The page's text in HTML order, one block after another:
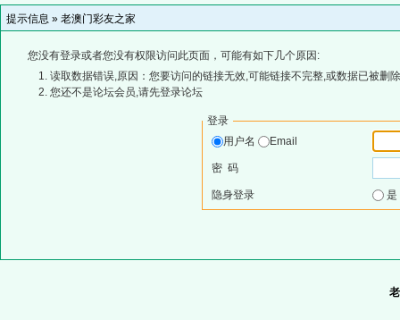
提示信息 » 老澳门彩友之家
您没有登录或者您没有权限访问此页面，可能有如下几个原因:
读取数据错误,原因：您要访问的链接无效,可能链接不完整,或数据已被删
您还不是论坛会员,请先登录论坛
登录
用户名
Email
密 码
隐身登录